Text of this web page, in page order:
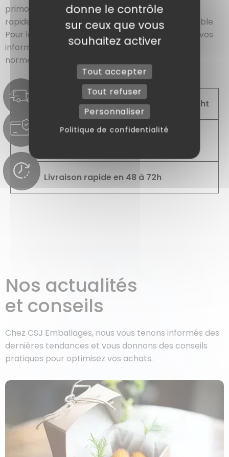
primordiale. Nous vous garantissons une livraison
rapide et sûre grâce à notre réseau logistique fiable.
Pour les paiements nous assurons la sécurité de vos
informations avec des systèmes conformes aux
normes.
Livraison offerte à partir de 299,00 €ht
Paiements sécurisés par CB, chèque,
Livraison rapide en 48 à 72h
Nos actualités
et conseils
Chez CSJ Emballages, nous vous tenons informés des
dernières tendances et vous donnons des conseils
pratiques pour optimisez vos achats.
donne le contrôle
sur ceux que vous
souhaitez activer
Tout accepter
Tout refuser
Personnaliser
Politique de confidentialité